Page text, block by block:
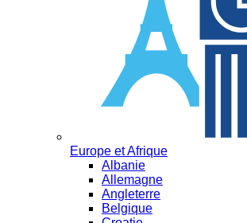
Europe et Afrique
Albanie
Allemagne
Angleterre
Belgique